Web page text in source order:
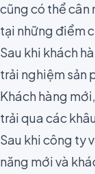
cũng có thể cân
tại những điểm
Sau khi khách
trải nghiệm sản
Khách hàng
trải qua các
Sau khi công ty
năng mớivà